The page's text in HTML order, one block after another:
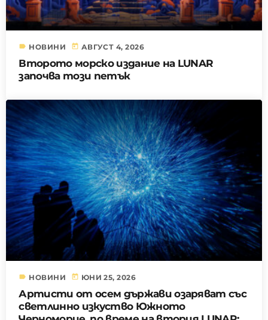
label НОВИНИ today АВГУСТ 4, 2026
Второто морско издание на LUNAR
започва този петък
label НОВИНИ today ЮНИ 25, 2026
Артисти от осем държави озаряват със
светлинно изкуство Южното